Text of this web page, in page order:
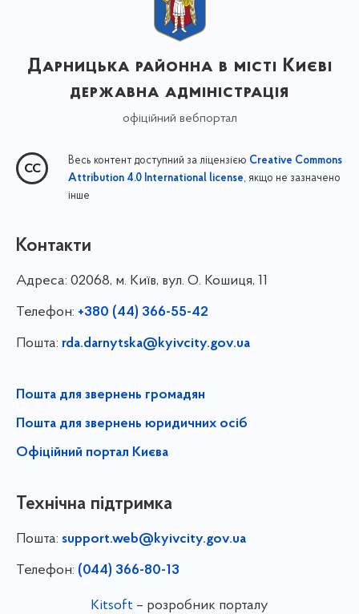
Дарницька районна в місті Києві
державна адміністрація
офіційний вебпортал
Весь контент доступний за ліцензією Creative Commons
Attribution 4.0 International license, якщо не зазначено
інше
Контакти
Адреса: 02068, м. Київ, вул. О. Кошиця, 11
Телефон: +380 (44) 366-55-42
Пошта: rda.darnytska@kyivcity.gov.ua
Пошта для звернень громадян
Пошта для звернень юридичних осіб
Офіційний портал Києва
Технічна підтримка
Пошта: support.web@kyivcity.gov.ua
Телефон: (044) 366-80-13
Kitsoft – розробник порталу